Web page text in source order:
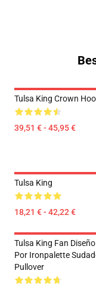
Tulsa King Crown
39,51 € - 45,95 €
Tulsa King
18,21 € - 42,22 €
Tulsa King Fan
Por Ironpalette
Pullover